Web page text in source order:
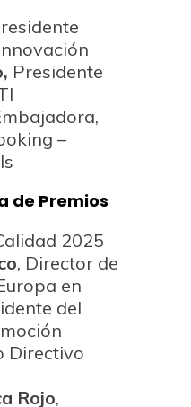
Presidente
–
de Premios
2025
, Director de
en
del
Directivo
Rojo,